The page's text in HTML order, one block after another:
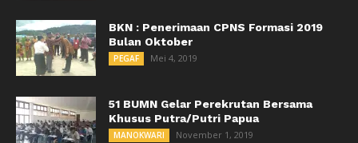
BKN : Penerimaan CPNS Formasi 2019
Bulan Oktober
PEGAF Mei 4, 2019
51 BUMN Gelar Perekrutan Bersama
Khusus Putra/Putri Papua
MANOKWARI November 1, 2019